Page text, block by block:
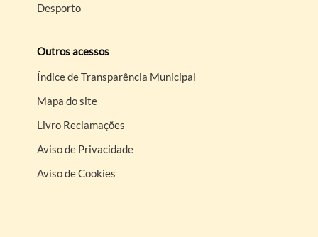
Desporto
Outros acessos
Índice de Transparência Municipal
Mapa do site
Livro Reclamações
Aviso de Privacidade
Aviso de Cookies